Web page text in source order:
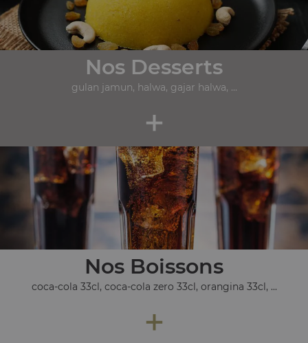
Nos Desserts
gulan jamun, halwa, gajar halwa, ...
+
Nos Boissons
coca-cola 33cl, coca-cola zero 33cl, orangina 33cl, ...
+